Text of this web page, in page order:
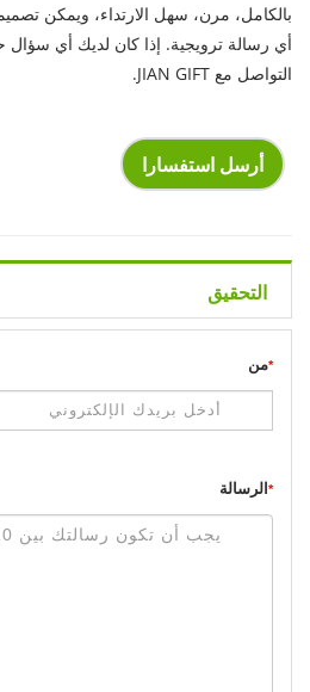
بالكامل، مرن، سهل الارتداء، ويمكن
التواصل مع JIAN GIFT.
أرسل استفسارا
التحقيق
*من
*الرسالة